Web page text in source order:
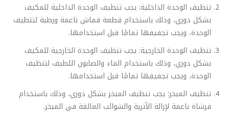
تنظيف الوحدة الداخلية: يجب تنظيف الوحدة الداخلية للمكيف
بشكل دوري، وذلك باستخدام قطعة قماش ناعمة ورطبة لتنظيف
الوحدة، ويجب تجفيفها تمامًا قبل استخدامها.
تنظيف الوحدة الخارجية: يجب تنظيف الوحدة الخارجية للمكيف
بشكل دوري، وذلك باستخدام الماء والصابون اللطيف لتنظيف
الوحدة، ويجب تجفيفها تمامًا قبل استخدامها.
تنظيف المبخر: يجب تنظيف المبخر بشكل دوري، وذلك باستخدام
فرشاة ناعمة لإزالة الأتربة والشوائب العالقة في المبخر.